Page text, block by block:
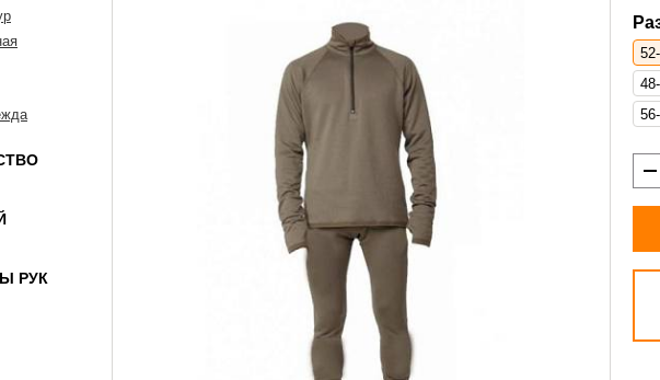
РУК